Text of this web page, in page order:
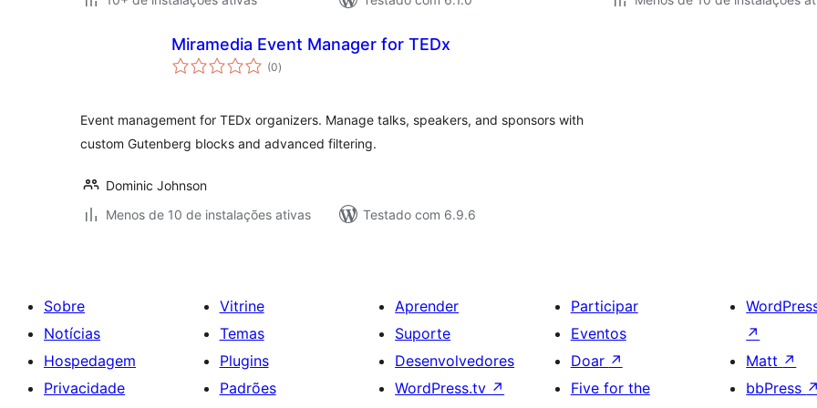
Miramedia Event Manager for TEDx
(0total
de
)
Event management for TEDx organizers. Manage talks, speakers, and sponsors with
custom Gutenberg blocks and advanced filtering.
Dominic Johnson
Menos de 10 de instalações ativas
Testado com 6.9.6
Sobre
Notícias
Hospedagem
Privacidade
Vitrine
Temas
Plugins
Padrões
Aprender
Suporte
Desenvolvedores
WordPress.tv ↗
Participar
Eventos
Doar ↗
Five for the
↗
Matt ↗
bbPress ↗